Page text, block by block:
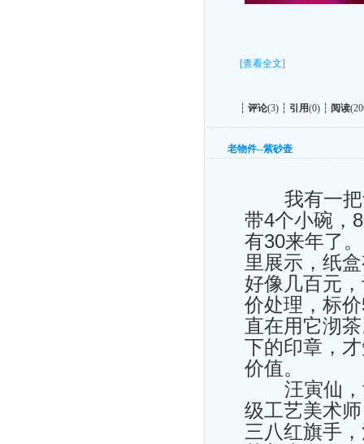
[查看全文]
┆ 评论(3) ┆ 引用(0) ┆ 阅读
老物件--紫砂壶
我有一把
带4个小碗，
有30来年了
里展示，纸
好像几百元
价处理，标
直在用它沏
下的印章，
价值。
汪寅仙，
级工艺美术
三八红旗手